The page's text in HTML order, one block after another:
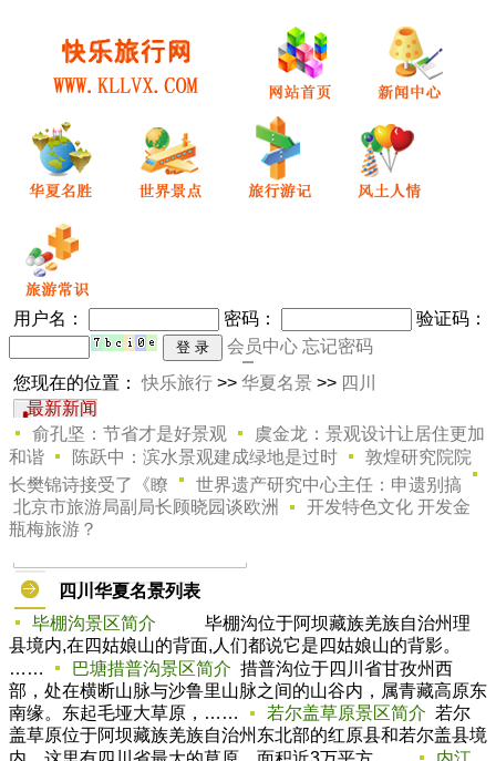
用户名： 密码 ：
验证码：
会员中心 忘记密码
您现在的位置：快乐旅行 >> 华夏名景 >> 四川
最新新闻
俞孔坚：节省才是好景观
虞金龙：景观设计让居住更加
和谐
陈跃中：滨水景观建成绿地是过时
敦煌研究院院
长樊锦诗接受了《瞭
世界遗产研究中心主任：申遗别搞
北京市旅游局副局长顾晓园谈欧洲
开发特色文化 开发金
瓶梅旅游？
四川华夏名景列表
毕棚沟景区简介
毕棚沟位于阿坝藏族羌族自治州理
县境内,在四姑娘山的背面,人们都说它是四姑娘山的背影。
……
巴塘措普沟景区简介 措普沟位于四川省甘孜州西
部，处在横断山脉与沙鲁里山脉之间的山谷内，属青藏高原东
南缘。东起毛垭大草原，……
若尔盖草原景区简介 若尔
盖草原位于阿坝藏族羌族自治州东北部的红原县和若尔盖县境